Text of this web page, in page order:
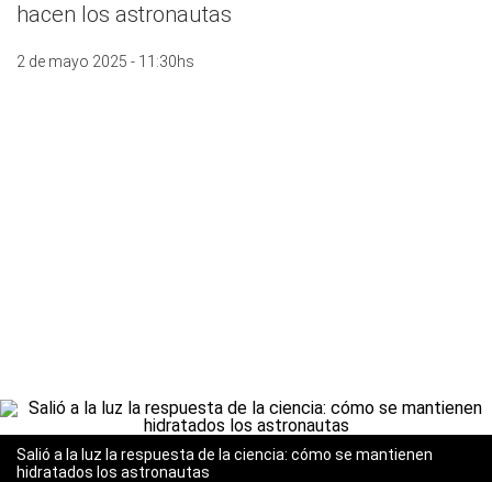
hacen los astronautas
2 de mayo 2025 - 11:30hs
Salió a la luz la respuesta de la ciencia: cómo se mantienen
hidratados los astronautas